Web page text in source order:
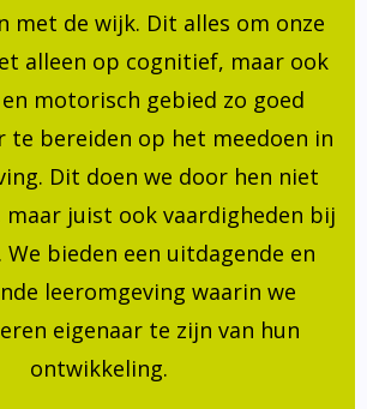
met de wijk. Dit alles om onze
alleen op cognitief, maar ook
motorisch gebied zo goed
te bereiden op het meedoen in
Dit doen we door hen niet
maar juist ook vaardigheden bij
bieden een uitdagende en
leeromgeving waarin we
eigenaar te zijn van hun
ontwikkeling.